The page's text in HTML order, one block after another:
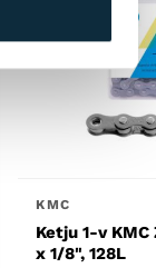
KMC
Ketju 1-v KMC
x 1/8", 128L